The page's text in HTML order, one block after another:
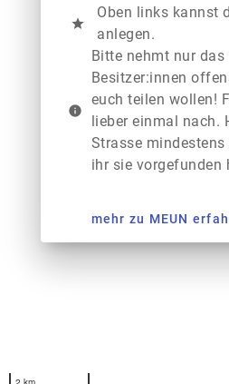
star
Oben links kannst
anlegen.
info
Bitte nehmt nur
Besitzer:innen
euch teilen wollen!
lieber einmal nach.
Strasse
ihr sie vorgefunden
mehr zu MEUN